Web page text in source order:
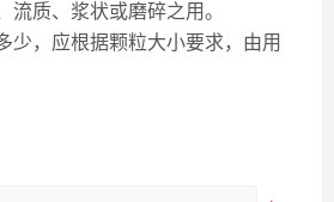
流质、浆状或磨碎之用。
少，应根据颗粒大小要求，由用